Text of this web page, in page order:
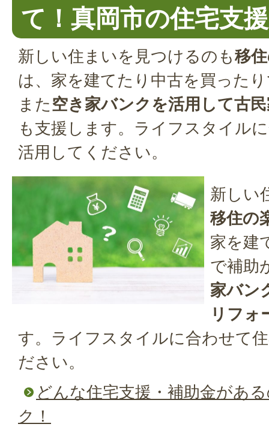
て！真岡市の住宅支援
新しい住まいを見つけるのも移
は、家を建てたり中古を買った
また空き家バンクを活用して古
も支援します。ライフスタイル
活用してください。
新しい
移住の
家を建
で補助
家バン
リフォ
す。ライフスタイルに合わせて
ださい。
どんな住宅支援・補助金があ
ク！